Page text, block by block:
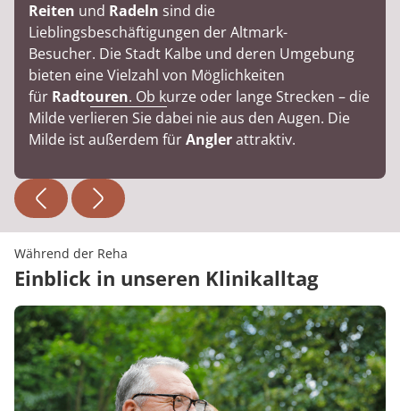
Reiten und Radeln sind die
Lieblingsbeschäftigungen der Altmark-
Besucher. Die Stadt Kalbe und deren Umgebung
bieten eine Vielzahl von Möglichkeiten
für Radtouren. Ob kurze oder lange Strecken – die
Milde verlieren Sie dabei nie aus den Augen. Die
Milde ist außerdem fürAnglerattraktiv.
Während der Reha
Einblick in unseren Klinikalltag